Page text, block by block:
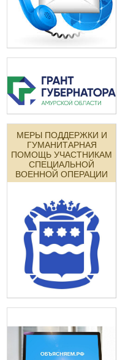
МЕРЫ ПОДДЕРЖКИ И
ГУМАНИТАРНАЯ
ПОМОЩЬ УЧАСТНИКАМ
СПЕЦИАЛЬНОЙ
ВОЕННОЙ ОПЕРАЦИИ